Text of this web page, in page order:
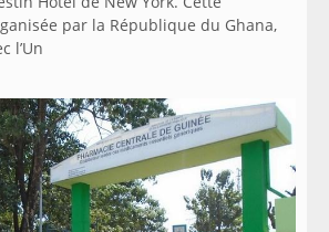
par la République du Ghana,
l’Un